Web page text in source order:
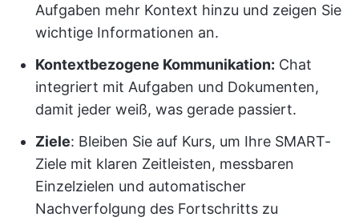
Aufgaben mehr Kontext hinzu und zeigen Sie
wichtige Informationen an.
Kontextbezogene Kommunikation: Chat
integriert mit Aufgaben und Dokumenten,
damit jeder weiß, was gerade passiert.
Ziele: Bleiben Sie auf Kurs, um Ihre SMART-
Ziele mit klaren Zeitleisten, messbaren
Einzelzielen und automatischer
Nachverfolgung des Fortschritts zu